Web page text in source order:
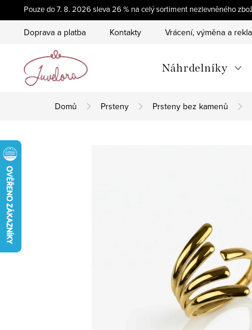
na
Pouze do 7. 8. 2026 sleva 26 % na celý sortiment nezlevněného
Doprava a platba Kontakty Vrácení, výměna a
Náhrdelníky
Domů Prsteny Prsteny bez kamenů